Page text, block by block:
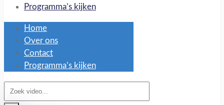
Programma’s kijken
Home
Over ons
Contact
Programma’s kijken
Search
...